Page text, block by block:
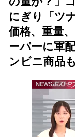
にぎり「ツ
価格、重量
ーパーに軍
ンビニ商品